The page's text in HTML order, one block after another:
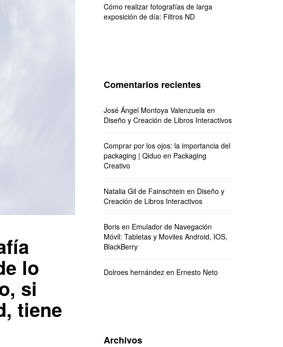
lo
si
tiene
Cómo realizar fotografías de larga
exposición de día: Filtros ND
Comentarios recientes
José Ángel Montoya Valenzuelaen
Diseño y Creación de Libros Interactivos
Comprar por los ojos: la importancia del
packaging | Qiduo en Packaging
Creativo
Natalia Gil de Fainschtein en Diseño y
Creación de Libros Interactivos
Borisen Emulador de Navegación
Móvil: Tabletas y Moviles Android, IOS,
BlackBerry
Dolroes hernándezen Ernesto Neto
Archivos